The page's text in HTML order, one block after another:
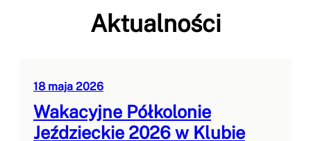
Aktualności
18 maja 2026
Wakacyjne Półkolonie
Jeździeckie 2026 w Klubie